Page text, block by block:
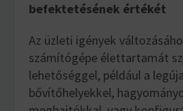
befektetésének értékét
Az üzleti igények
számítógépe élettartamát
lehetőséggel, például a
bővítőhelyekkel,